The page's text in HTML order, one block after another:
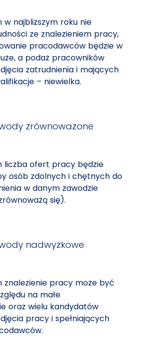
najbliższym roku nie
ze znalezieniem pracy,
pracodawców będzie w
a podaż pracowników
zatrudnienia i mających
– niewielka.
zrównoważone
liczba ofert pracy będzie
osób zdolnych i chętnych do
w danym zawodzie
się).
nadwyżkowe
znalezienie pracy może być
na małe
oraz wielu kandydatów
pracy i spełniających